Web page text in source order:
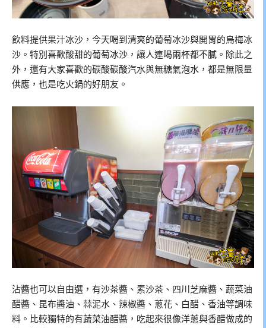
飲料提供果汁冰沙，今天喝到清爽的葡萄冰沙與開胃的烏梅冰
沙。特別喜歡酸甜的葡萄冰沙，讓人連喝兩杯都不膩。除此之
外，還有大家喜歡的碳酸碳酸汽水與無糖氣泡水，都是無限量
供應，也是吃火鍋的好朋友。
沾醬也可以自由選，有沙茶醬、素沙茶、四川芝麻醬、蔬菜油
醋醬、昆布醬油、蒜泥水、辣椒醬、蔥花、白醋、香油等調味
料。比較獨特的有蔬菜油醋醬，吃起來很像洋蔥與香醋做成的